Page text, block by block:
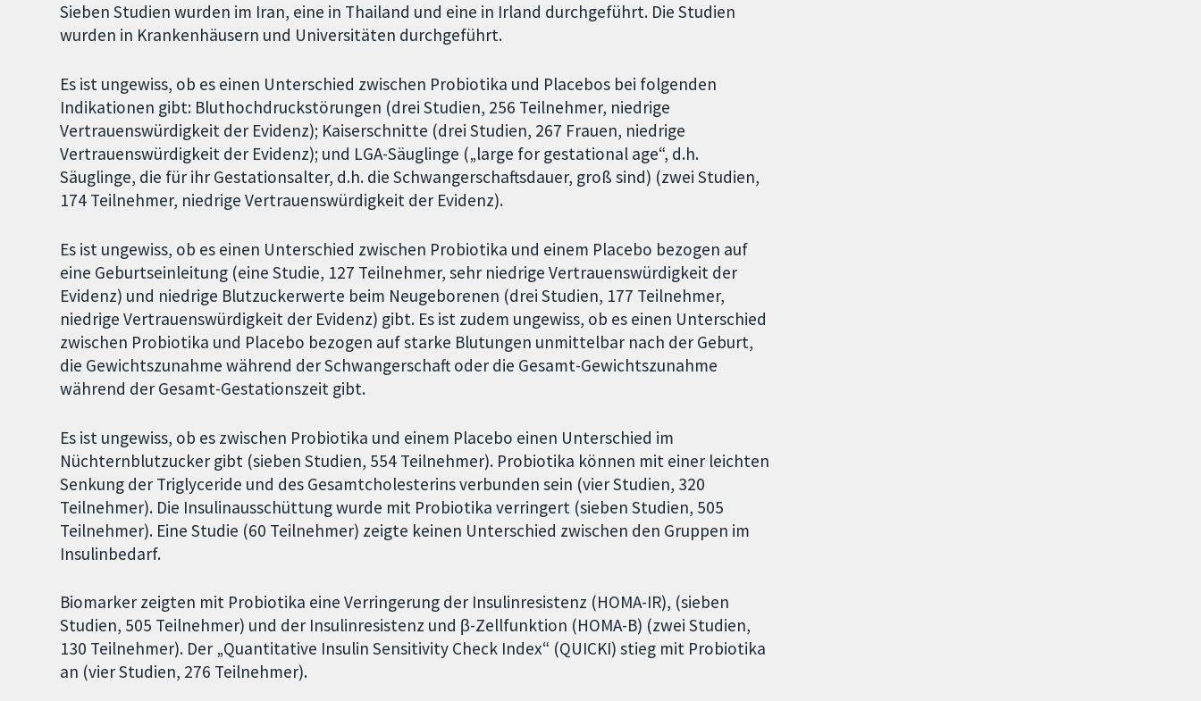
Sieben Studien wurden im Iran, eine in Thailand und eine in Irland durchgeführt. Die Studien
wurden in Krankenhäusern und Universitäten durchgeführt.
Es ist ungewiss, ob es einen Unterschied zwischen Probiotika und Placebos bei folgenden
Indikationen gibt: Bluthochdruckstörungen (drei Studien, 256 Teilnehmer, niedrige
Vertrauenswürdigkeit der Evidenz); Kaiserschnitte (drei Studien, 267 Frauen, niedrige
Vertrauenswürdigkeit der Evidenz); und LGA-Säuglinge („large for gestational age“, d.h.
Säuglinge, die für ihr Gestationsalter, d.h. die Schwangerschaftsdauer, groß sind) (zwei Studien,
174 Teilnehmer, niedrige Vertrauenswürdigkeit der Evidenz).
Es ist ungewiss, ob es einen Unterschied zwischen Probiotika und einem Placebo bezogen auf
eine Geburtseinleitung (eine Studie, 127 Teilnehmer, sehr niedrige Vertrauenswürdigkeit der
Evidenz) und niedrige Blutzuckerwerte beim Neugeborenen (drei Studien, 177 Teilnehmer,
niedrige Vertrauenswürdigkeit der Evidenz) gibt. Es ist zudem ungewiss, ob es einen Unterschied
zwischen Probiotika und Placebo bezogen auf starke Blutungen unmittelbar nach der Geburt,
die Gewichtszunahme während der Schwangerschaft oder die Gesamt-Gewichtszunahme
während der Gesamt-Gestationszeit gibt.
Es ist ungewiss, ob es zwischen Probiotika und einem Placebo einen Unterschied im
Nüchternblutzucker gibt (sieben Studien, 554 Teilnehmer). Probiotika können mit einer leichten
Senkung der Triglyceride und des Gesamtcholesterins verbunden sein (vier Studien, 320
Teilnehmer). Die Insulinausschüttung wurde mit Probiotika verringert (sieben Studien, 505
Teilnehmer). Eine Studie (60 Teilnehmer) zeigte keinen Unterschied zwischen den Gruppen im
Insulinbedarf.
Biomarker zeigten mit Probiotika eine Verringerung der Insulinresistenz (HOMA-IR), (sieben
Studien, 505 Teilnehmer) und der Insulinresistenz und β-Zellfunktion (HOMA-B) (zwei Studien,
130 Teilnehmer). Der „Quantitative Insulin Sensitivity Check Index“ (QUICKI) stieg mit Probiotika
an (vier Studien, 276 Teilnehmer).